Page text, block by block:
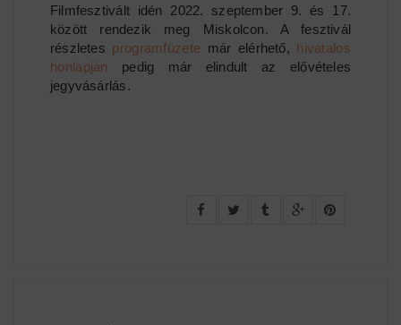
Filmfesztivált idén 2022. szeptember 9. és 17.
között rendezik meg Miskolcon. A fesztivál
részletes programfüzete már elérhető, hivatalos
honlapján
pedig már elindult az elővételes
jegyvásárlás.